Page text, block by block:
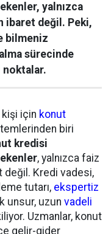
yalnızca
ibaret değil. Peki,
bilmeniz
sürecinde
noktalar.
kişi için konut
biri
kredisi
, yalnızca faiz
değil. Kredi vadesi,
tutarı, ekspertiz
unsur, uzun vadeli
Uzmanlar, konut
gelir-gider